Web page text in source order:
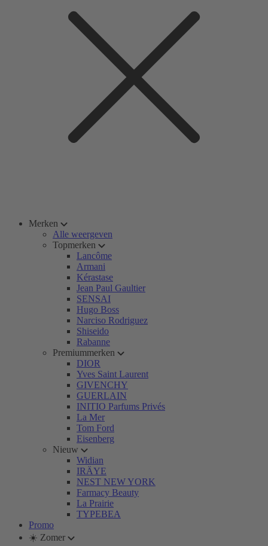
Merken
Alle weergeven
Topmerken
Lancôme
Armani
Kérastase
Jean Paul Gaultier
SENSAI
Hugo Boss
Narciso Rodriguez
Shiseido
Rabanne
Premiummerken
DIOR
Yves Saint Laurent
GIVENCHY
GUERLAIN
INITIO Parfums Privés
La Mer
Tom Ford
Eisenberg
Nieuw
Widian
IRÄYE
NEST NEW YORK
Farmacy Beauty
La Prairie
TYPEBEA
Promo
☀️ Zomer